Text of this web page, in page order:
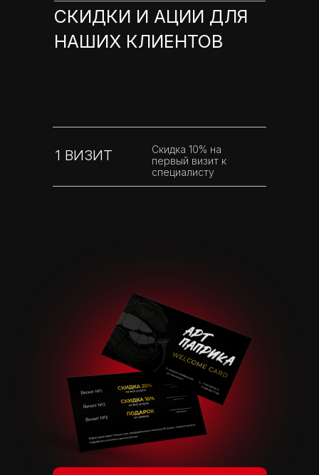
1 ВИЗИТ
Скидка 10% на
первый визит к
специалисту
СКИДКИ И АЦИИ ДЛЯ
НАШИХ КЛИЕНТОВ